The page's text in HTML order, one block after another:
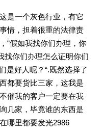
是一个灰色行业，有它
情，担着很重的法律责
“假如我找你们办理，你
找你们办理怎么证明你们
是好人呢？“.既然选择了
都要货比三家，这我是
催我的客户一定要在我
几家，毕竟谁的东西是
哪里都要发光2986